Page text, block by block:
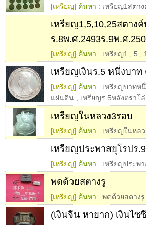
[เหรียญ] ค้นหา : เหรียญ1สตา
เหรียญ1,5,10,25สตาง
ร.8พ.ศ.2493ร.9พ.ศ
[เหรียญ] ค้นหา : เหรียญ1 5
เหรียญเงินร.5 หนึ่งบา
[เหรียญ] ค้นหา : เหรียญบาทห
แผ่นดิน
เหรียญร.5หลังตราโล่
เหรียญในหลวง3รอบ
[เหรียญ] ค้นหา : เหรียญในหล
เหรียญประพาสยุโรปร.9
[เหรียญ] ค้นหา : เหรียญประพ
พดด้วยสตางรู
[เหรียญ] ค้นหา : พดด้วยสตางรู
(เงินจีน หายาก) เงินไซ